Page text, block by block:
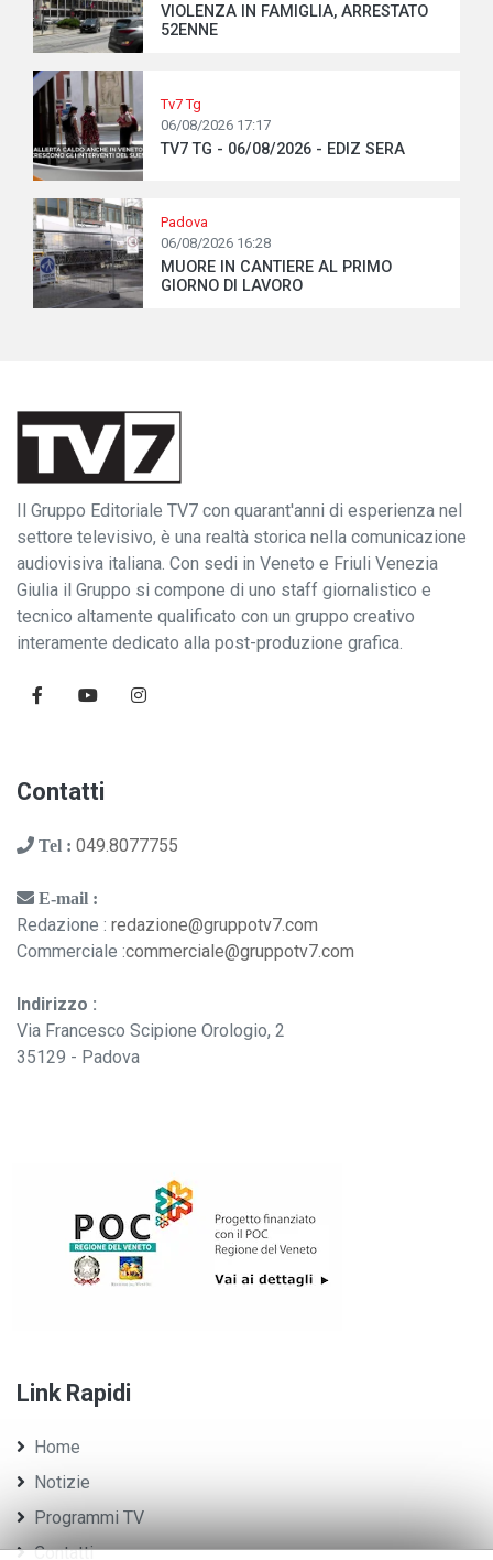
VIOLENZA IN FAMIGLIA, ARRESTATO
52ENNE
Tv7 Tg
06/08/2026 17:17
TV7 TG - 06/08/2026 - EDIZ SERA
Padova
06/08/2026 16:28
MUORE IN CANTIERE AL PRIMO
GIORNO DI LAVORO
Il Gruppo Editoriale TV7 con quarant'anni di esperienza nel
settore televisivo, è una realtà storica nella comunicazione
audiovisiva italiana. Con sedi in Veneto e Friuli Venezia
Giulia il Gruppo si compone di uno staff giornalistico e
tecnico altamente qualificato con un gruppo creativo
interamente dedicato alla post-produzione grafica.
Contatti
Tel : 049.8077755
E-mail :
Redazione : redazione@gruppotv7.com
Commerciale :commerciale@gruppotv7.com
Indirizzo :
Via Francesco Scipione Orologio, 2
35129 - Padova
Link Rapidi
Home
Notizie
Programmi TV
Contatti